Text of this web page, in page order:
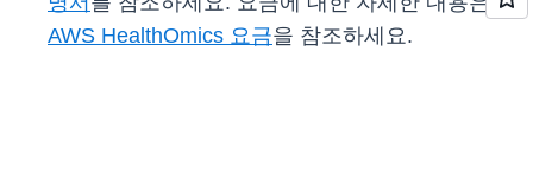
AWS HealthOmics 요금을 참조하세요.